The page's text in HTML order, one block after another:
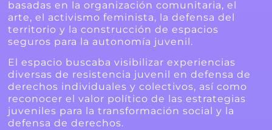
basadas en la organización comunitaria, el
arte, el activismo feminista, la defensa del
territorio y la construcción de espacios
seguros para la autonomía juvenil.
El espacio buscaba visibilizar experiencias
diversas de resistencia juvenil en defensa de
derechos individuales y colectivos, así como
reconocer el valor político de las estrategias
juveniles para la transformación social y la
defensa de derechos.